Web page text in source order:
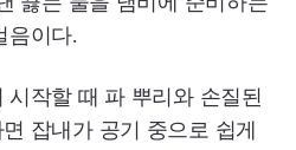
음이다.
시작할 때 파 뿌리와 손질된
잡내가 공기 중으로 쉽게